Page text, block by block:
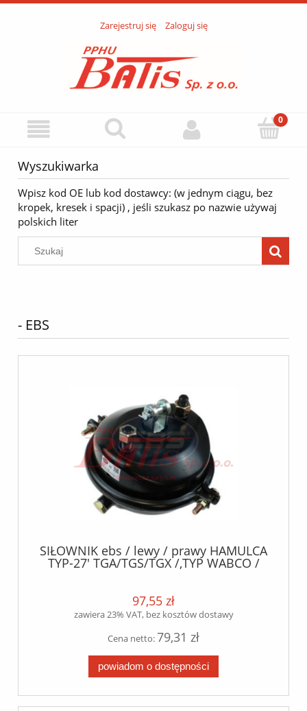
Zarejestruj się Zaloguj się
Wyszukiwarka
Wpisz kod OE lub kod dostawcy: (w jednym ciągu, bez
kropek, kresek i spacji) , jeśli szukasz po nazwie używaj
polskich liter
- EBS
SIŁOWNIK ebs / lewy / prawy HAMULCA
TYP-27' TGA/TGS/TGX /,TYP WABCO /
97,55 zł
zawiera 23% VAT, bez kosztów dostawy
Cena netto:79,31 zł
powiadom o dostępności